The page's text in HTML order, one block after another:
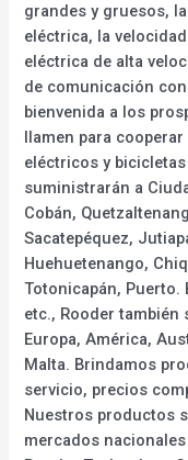
grandes y gruesos,
eléctrica, la
eléctrica de alta
de comunicación
bienvenida a los
llamen para
eléctricos y
suministrarán a
Cobán,
Sacatepéquez,
Huehuetenango,
Totonicapán,
etc., Rooder
Europa, América,
Malta. Brindamos
servicio, precios
Nuestros productos
mercados